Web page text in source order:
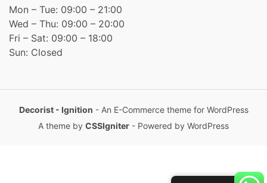
Mon – Tue: 09:00 – 21:00
Wed – Thu: 09:00 – 20:00
Fri – Sat: 09:00 – 18:00
Sun: Closed
Decorist - Ignition - An E-Commerce theme for WordPress
A theme by CSSIgniter - Powered by WordPress